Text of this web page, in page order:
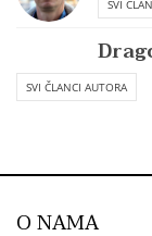
SVI
SVI ČLANCI AUTORA
O NAMA